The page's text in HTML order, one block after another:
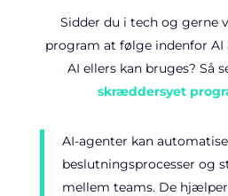
Sidder du i tech og gerne
program at følge indenfor
AI ellers kan bruges? Så
skræddersyet
AI-agenter kan
beslutningsprocesser og
mellem teams. De